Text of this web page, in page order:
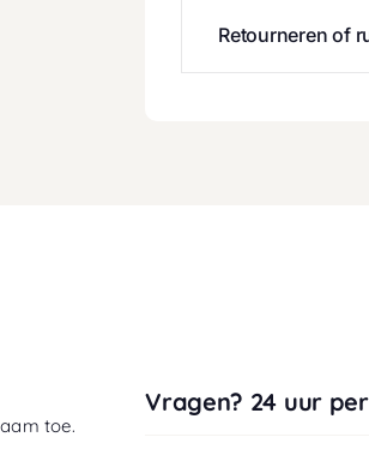
Retourneren of
toe.
Vragen? 24 uur